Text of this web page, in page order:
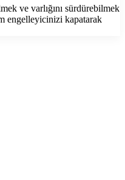
ve varlığını sürdürebilmek
engelleyicinizi kapatarak